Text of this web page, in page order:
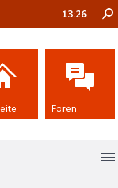
13:26
Foren